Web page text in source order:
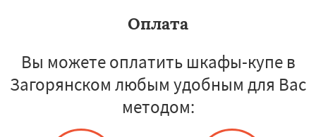
Оплата
Вы можете оплатить шкафы-купе в
Загорянском любым удобным для Вас
методом: